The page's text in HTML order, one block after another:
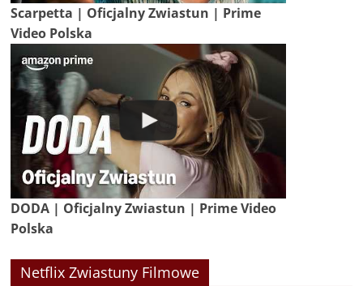
Scarpetta | Oficjalny Zwiastun | Prime
Video Polska
DODA | Oficjalny Zwiastun | Prime Video
Polska
Netflix Zwiastuny Filmowe